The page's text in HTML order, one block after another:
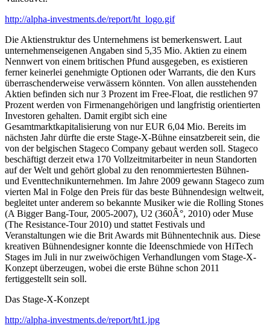
http://alpha-investments.de/report/ht_logo.gif
Die Aktienstruktur des Unternehmens ist bemerkenswert. Laut
unternehmenseigenen Angaben sind 5,35 Mio. Aktien zu einem
Nennwert von einem britischen Pfund ausgegeben, es existieren
ferner keinerlei genehmigte Optionen oder Warrants, die den Kurs
überraschenderweise verwässern könnten. Von allen ausstehenden
Aktien befinden sich nur 3 Prozent im Free-Float, die restlichen 97
Prozent werden von Firmenangehörigen und langfristig orientierten
Investoren gehalten. Damit ergibt sich eine
Gesamtmarktkapitalisierung von nur EUR 6,04 Mio. Bereits im
nächsten Jahr dürfte die erste Stage-X-Bühne einsatzbereit sein, die
von der belgischen Stageco Company gebaut werden soll. Stageco
beschäftigt derzeit etwa 170 Vollzeitmitarbeiter in neun Standorten
auf der Welt und gehört global zu den renommiertesten Bühnen-
und Eventtechnikunternehmen. Im Jahre 2009 gewann Stageco zum
vierten Mal in Folge den Preis für das beste Bühnendesign weltweit,
begleitet unter anderem so bekannte Musiker wie die Rolling Stones
(A Bigger Bang-Tour, 2005-2007), U2 (360Â°, 2010) oder Muse
(The Resistance-Tour 2010) und stattet Festivals und
Veranstaltungen wie die Brit Awards mit Bühnentechnik aus. Diese
kreativen Bühnendesigner konnte die Ideenschmiede von HiTech
Stages im Juli in nur zweiwöchigen Verhandlungen vom Stage-X-
Konzept überzeugen, wobei die erste Bühne schon 2011
fertiggestellt sein soll.
Das Stage-X-Konzept
http://alpha-investments.de/report/ht1.jpg